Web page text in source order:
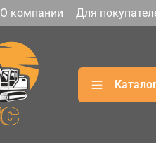
О компании Для